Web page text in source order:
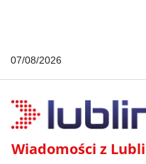
07/08/2026
Wiadomości z